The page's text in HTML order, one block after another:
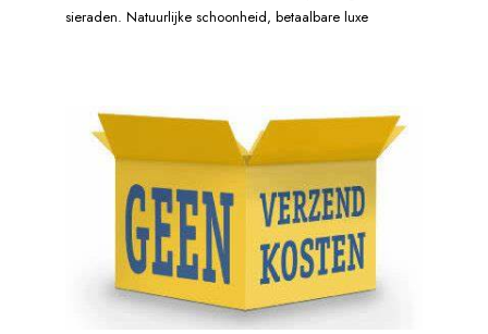
sieraden. Natuurlijke schoonheid, betaalbare luxe